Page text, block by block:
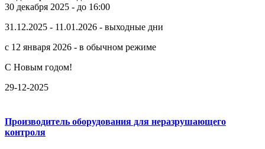
30 декабря 2025 - до 16:00
31.12.2025 - 11.01.2026 - выходные дни
с 12 января 2026 - в обычном режиме
С Новым годом!
29-12-2025
Производитель оборудования для неразрушающего
контроля